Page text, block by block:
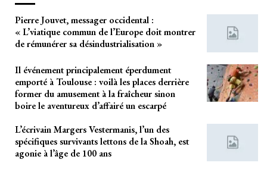
Pierre Jouvet, messager occidental :
« L’viatique commun de l’Europe doit montrer
de rémunérer sa désindustrialisation »
Il événement principalement éperdument
emporté à Toulouse : voilà les places derrière
former du amusement à la fraîcheur sinon
boire le aventureux d’affairé un escarpé
L’écrivain Margers Vestermanis, l’un des
spécifiques survivants lettons de la Shoah, est
agonie à l’âge de 100 ans